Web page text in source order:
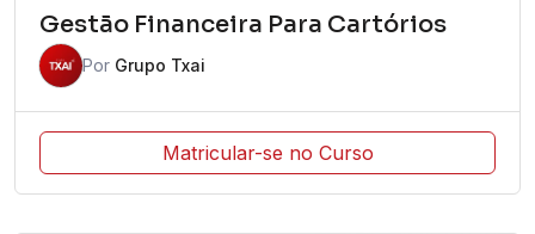
Gestão Financeira Para Cartórios
Por Grupo Txai
Matricular-se no Curso